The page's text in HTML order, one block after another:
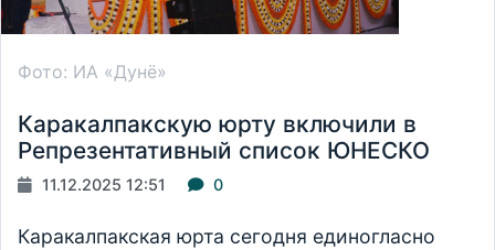
Фото: ИА «Дунё»
Каракалпакскую юрту включили в
Репрезентативный список ЮНЕСКО
11.12.2025 12:51 0
Каракалпакская юрта сегодня единогласно